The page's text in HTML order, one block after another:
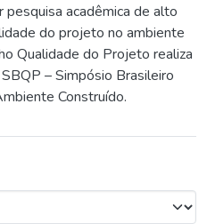
acadêmica de alto
do projeto no ambiente
Qualidade do Projeto realiza
– Simpósio Brasileiro
Construído.